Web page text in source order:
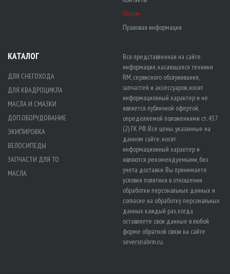
Оптом
Правовая информация
КАТАЛОГ
ДЛЯ СНЕГОХОДА
ДЛЯ КВАДРОЦИКЛА
МАСЛА И СМАЗКИ
ДОП.ОБОРУДОВАНИЕ
ЭКИПИРОВКА
ВЕЛОСИПЕДЫ
ЗАПЧАСТИ ДЛЯ ТО
МАСЛА
Вся представленная на сайте
информация, касающаяся техники
RM, сервисного обслуживания,
запчастей и аксессуаров, носит
информационный характер и не
является публичной офертой,
определяемой положениями ст. 437
(2) ГК РФ. Все цены, указанные на
данном сайте, носят
информационный характер и
являются рекомендуемыми, без
учета доставки. Вы принимаете
условия политики в отношении
обработки персональных данных и
согласие на обработку персональных
данных каждый раз, когда
оставляете свои данные в любой
форме обратной связи на сайте
seversnabrm.ru.